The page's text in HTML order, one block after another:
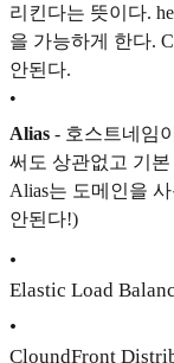
리킨다는 뜻이다.
을 가능하게 한다.
안된다.
•
Alias - 호스트네임
써도 상관없고 기본
Alias는 도메인을
안된다!)
•
Elastic Load
•
CloundFront